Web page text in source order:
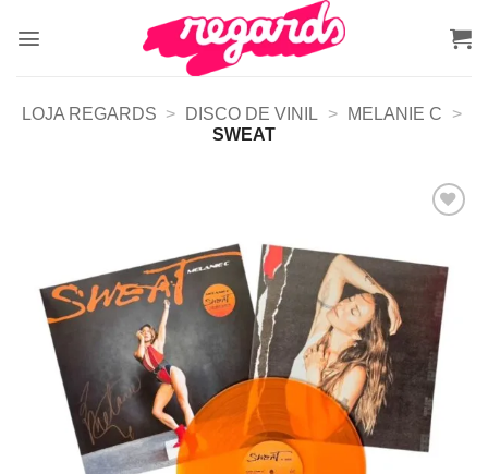
LOJA REGARDS > DISCO DE VINIL > MELANIE C
>
SWEAT
desejos